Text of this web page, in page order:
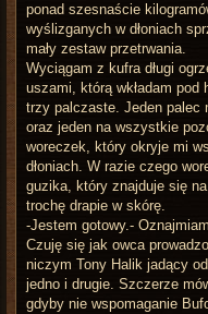
ponad szesnaście
wyślizganych w dłoniach
mały zestaw przetrwania.
Wyciągam z kufra długi
uszami, którą wkładam pod
trzy palczaste. Jeden palec
oraz jeden na wszystkie
woreczek, który okryje mi
dłoniach. W razie czego
guzika, który znajduje się
trochę drapie w skórę.
-Jestem gotowy.-
Czuję się jak owca
niczym Tony Halik jadący
jedno i drugie. Szczerze
gdyby nie wspomaganie